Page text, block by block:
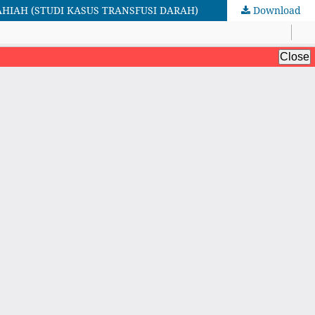
(STUDI KASUS TRANSFUSI DARAH) Download